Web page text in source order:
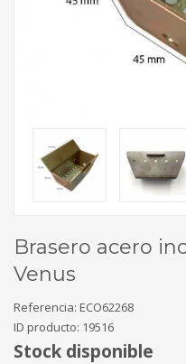
Brasero acero
Venus
Referencia: ECO62268
ID producto: 19516
Stock disponible